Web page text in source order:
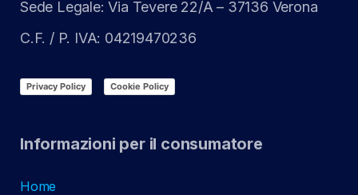
Sede Legale: Via Tevere 22/A – 37136 Verona
C.F. / P. IVA: 04219470236
Privacy Policy Cookie Policy
Informazioni per il consumatore
Home